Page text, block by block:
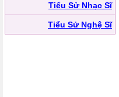
Tiểu Sử Nhạc Sĩ
Tiểu Sử Nghệ Sĩ